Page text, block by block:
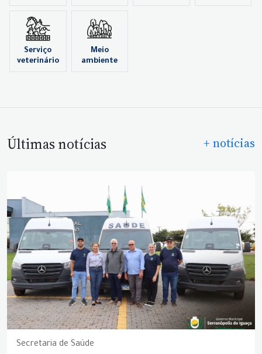
Serviço
veterinário
Meio
ambiente
Últimas notícias + notícias
Secretaria de Saúde